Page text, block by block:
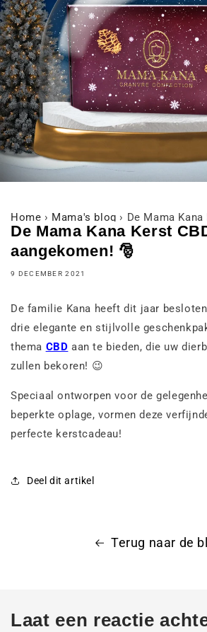
Home › Mama's blog › De Mama
De Mama Kana Kerst
aangekomen! 🎅
9 DECEMBER 2021
De familie Kana heeft dit jaar
drie elegante en stijlvolle
thema CBD aan te bieden, die uw
zullen bekoren! 😉
Speciaal ontworpen voor de
beperkte oplage, vormen deze
perfecte kerstcadeau!
Deel dit artikel
Terug naar de
Laat een reactie